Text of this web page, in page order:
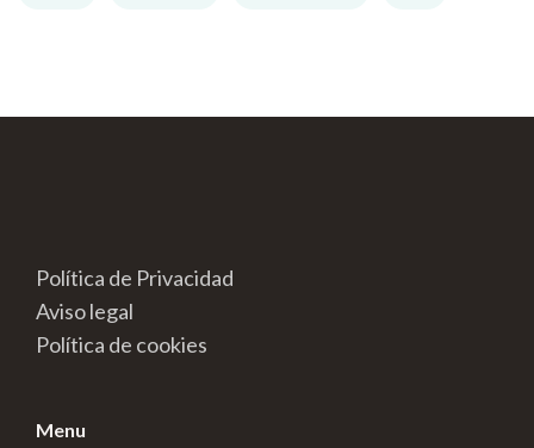
Política de Privacidad
Aviso legal
Política de cookies
Menu